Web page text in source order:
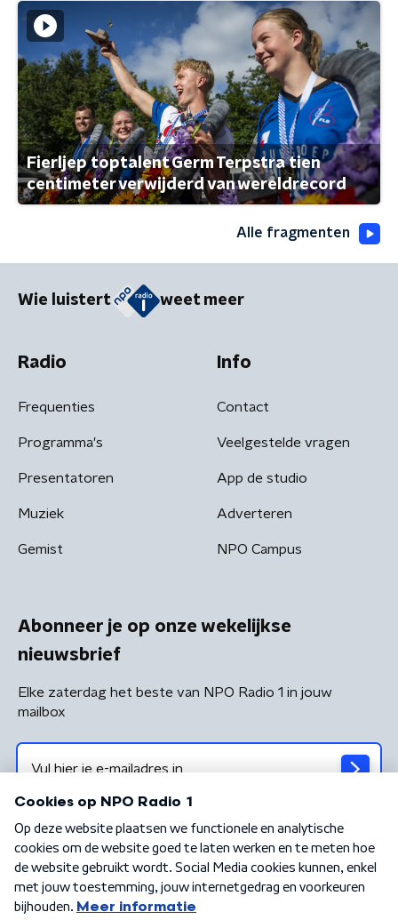
Fierljep toptalent Germ Terpstra tien
centimeter verwijderd van wereldrecord
Alle fragmenten
Wie luistert weet meer
Radio
Frequenties
Programma's
Presentatoren
Muziek
Gemist
Info
Contact
Veelgestelde vragen
App de studio
Adverteren
NPO Campus
Abonneer je op onze wekelijkse
nieuwsbrief
Elke zaterdag het beste van NPO Radio 1 in jouw
mailbox
Algemene voorwaarden